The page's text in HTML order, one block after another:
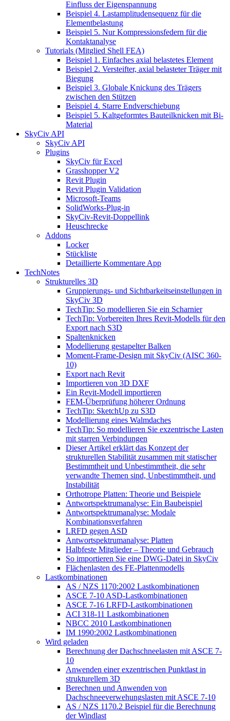
Einfluss der Eigenspannung
Beispiel 4. Lastamplitudensequenz für die
Elementbelastung
Beispiel 5. Nur Kompressionsfedern für die
Kontaktanalyse
Tutorials (Mitglied Shell FEA)
Beispiel 1. Einfaches axial belastetes Element
Beispiel 2. Versteifter, axial belasteter Träger mit
Biegung
Beispiel 3. Globale Knickung des Trägers
zwischen den Stützen
Beispiel 4. Starre Endverschiebung
Beispiel 5. Kaltgeformtes Bauteilknicken mit Bi-
Material
SkyCiv API
SkyCiv API
Plugins
SkyCiv für Excel
Grasshopper V2
Revit Plugin
Revit Plugin Validation
Microsoft-Teams
SolidWorks-Plug-in
SkyCiv-Revit-Doppellink
Heuschrecke
Addons
Locker
Stückliste
Detaillierte Kommentare App
TechNotes
Strukturelles 3D
Gruppierungs- und Sichtbarkeitseinstellungen in
SkyCiv 3D
TechTip: So modellieren Sie ein Scharnier
TechTip: Vorbereiten Ihres Revit-Modells für den
Export nach S3D
Spaltenknicken
Modellierung gestapelter Balken
Moment-Frame-Design mit SkyCiv (AISC 360-
10)
Export nach Revit
Importieren von 3D DXF
Ein Revit-Modell importieren
FEM-Überprüfung höherer Ordnung
TechTip: SketchUp zu S3D
Modellierung eines Walmdaches
TechTip: So modellieren Sie exzentrische Lasten
mit starren Verbindungen
Dieser Artikel erklärt das Konzept der
strukturellen Stabilität zusammen mit statischer
Bestimmtheit und Unbestimmtheit, die sehr
verwandte Themen sind, Unbestimmtheit, und
Instabilität
Orthotrope Platten: Theorie und Beispiele
Antwortspektrumanalyse: Ein Baubeispiel
Antwortspektrumanalyse: Modale
Kombinationsverfahren
LRFD gegen ASD
Antwortspektrumanalyse: Platten
Halbfeste Mitglieder – Theorie und Gebrauch
So importieren Sie eine DWG-Datei in SkyCiv
Flächenlasten des FE-Plattenmodells
Lastkombinationen
AS / NZS 1170:2002 Lastkombinationen
ASCE 7-10 ASD-Lastkombinationen
ASCE 7-16 LRFD-Lastkombinationen
ACI 318-11 Lastkombinationen
NBCC 2010 Lastkombinationen
IM 1990:2002 Lastkombinationen
Wird geladen
Berechnung der Dachschneelasten mit ASCE 7-
10
Anwenden einer exzentrischen Punktlast in
strukturellem 3D
Berechnen und Anwenden von
Dachschneeverwehungslasten mit ASCE 7-10
AS / NZS 1170.2 Beispiel für die Berechnung
der Windlast